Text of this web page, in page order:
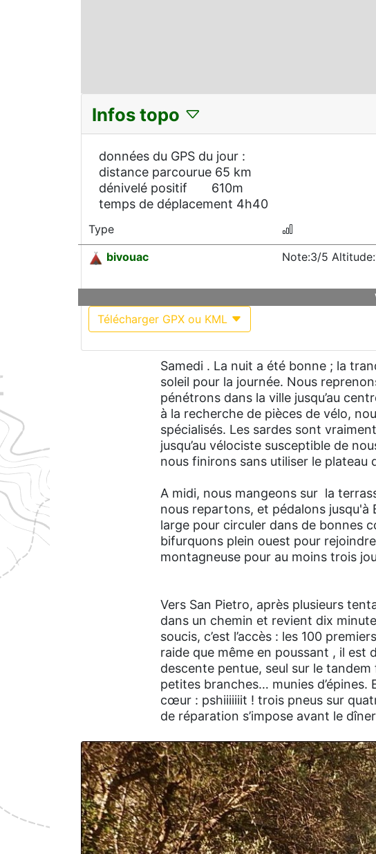
Infos topo
données du GPS du jour :
distance parcourue 65 km
dénivelé positif 610m
temps de déplacement 4h40
Type
bivouac
Note:3/5
Télécharger GPX ou KML
Samedi . La nuit a été bonne ; la
soleil pour la journée. Nous
pénétrons dans la ville jusqu’au
à la recherche de pièces de vélo,
spécialisés. Les sardes sont
jusqu’au vélociste susceptible de
nous finirons sans utiliser le plateau
A midi, nous mangeons sur la
nous repartons, et pédalons jusqu'à
large pour circuler dans de bonnes
bifurquons plein ouest pour
montagneuse pour au moins trois
Vers San Pietro, après plusieurs
dans un chemin et revient dix
soucis, c’est l’accès : les 100
raide que même en poussant , il est
descente pentue, seul sur le
petites branches… munies
cœur : pshiiiiiiit ! trois pneus sur
de réparation s’impose avant le